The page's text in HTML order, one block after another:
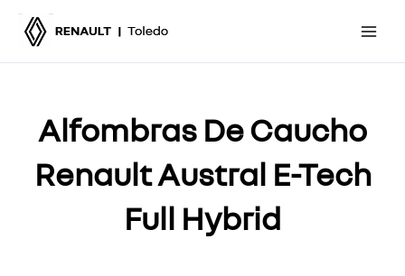
Alfombras De Caucho
Renault Austral E-Tech
Full Hybrid